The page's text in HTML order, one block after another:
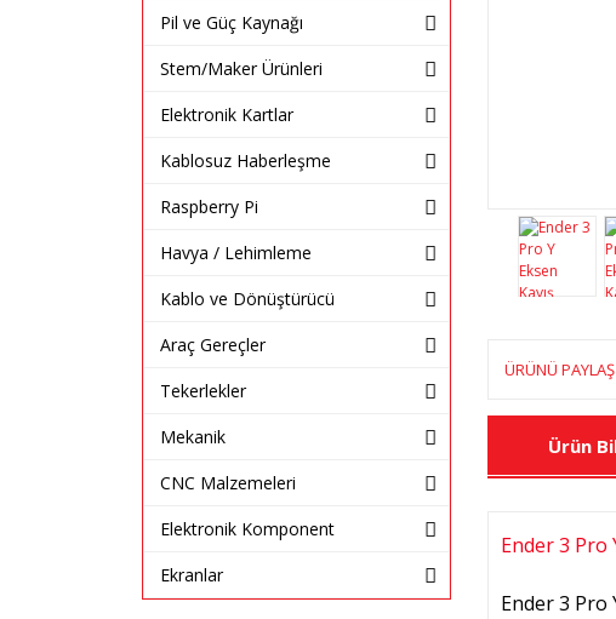
Pil ve Güç Kaynağı
Stem/Maker Ürünleri
Elektronik Kartlar
Kablosuz Haberleşme
Raspberry Pi
Havya / Lehimleme
Kablo ve Dönüştürücü
Araç Gereçler
Tekerlekler
Mekanik
CNC Malzemeleri
Elektronik Komponent
Ekranlar
ÜRÜNÜ PAYLAŞ
Ürün
Ender 3 Pro
Ender 3 Pro